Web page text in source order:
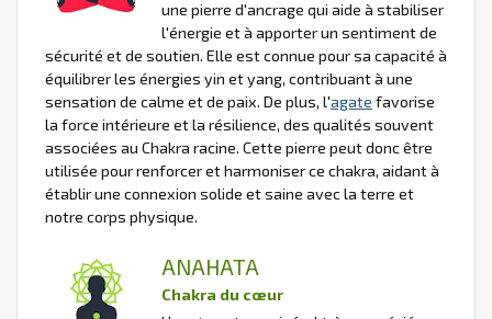
une pierre d'ancrage qui aide à stabiliser
l'énergie et à apporter un sentiment de
sécurité et de soutien. Elle est connue pour sa capacité à
équilibrer les énergies yin et yang, contribuant à une
sensation de calme et de paix. De plus, l'agate favorise
la force intérieure et la résilience, des qualités souvent
associées au Chakra racine. Cette pierre peut donc être
utilisée pour renforcer et harmoniser ce chakra, aidant à
établir une connexion solide et saine avec la terre et
notre corps physique.
ANAHATA
Chakra du cœur